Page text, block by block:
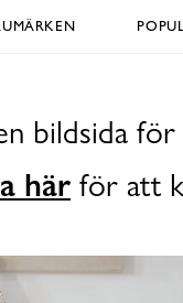
bildsida
här för att